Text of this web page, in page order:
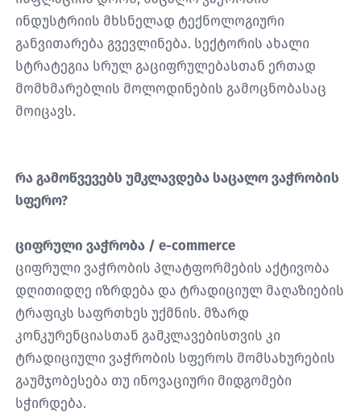
ინდუსტრიის მხსნელად ტექნოლოგიური
განვითარება გვევლინება. სექტორის ახალი
სტრატეგია სრულ გაციფრულებასთან ერთად
მომხმარებლის მოლოდინების გამოცნობასაც
მოიცავს.
რა გამოწვევებს უმკლავდება საცალო ვაჭრობის
სფერო?
ციფრული ვაჭრობა / e-commerce
ციფრული ვაჭრობის პლატფორმების აქტივობა
დღითიდღე იზრდება და ტრადიციულ მაღაზიების
ტრაფიკს საფრთხეს უქმნის. მზარდ
კონკურენციასთან გამკლავებისთვის კი
ტრადიციული ვაჭრობის სფეროს მომსახურების
გაუმჯობესება თუ ინოვაციური მიდგომები
სჭირდება.